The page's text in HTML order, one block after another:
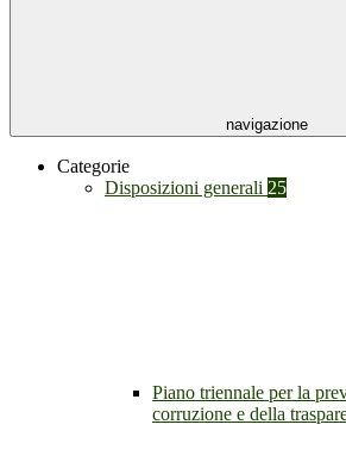
navigazione
Categorie
Disposizioni generali 25
Piano triennale per la
corruzione e della